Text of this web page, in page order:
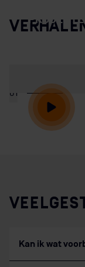
01
Kan ik wat